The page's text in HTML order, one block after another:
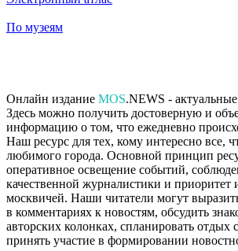
По музеям
Онлайн издание MOS.NEWS -
Здесь можно получить достоверную и
информацию о том, что ежедневно
Наш ресурс для тех, кому интересно все,
любимого города. Основной принцип
оперативное освещение событий,
качественной журналистики и приоритет
москвичей. Наши читатели могут
в комментариях к новостям, обсудить
авторских колонках, спланировать
принять участие в формировании